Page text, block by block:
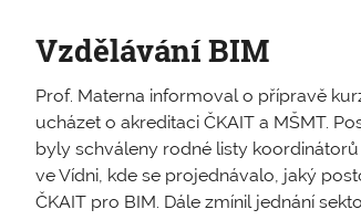
Vzdělávání BIM
Prof. Materna informoval o přípravě
ucházet o akreditaci ČKAIT a MŠMT.
byly schváleny rodné listy
ve Vídni, kde se projednávalo, jaký
ČKAIT pro BIM. Dále zmínil jednání